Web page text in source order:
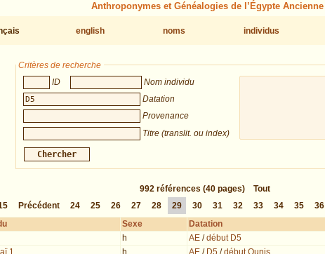
Anthroponymes et Généalogies de l’Égypte Ancienne
english noms individus
Critères de recherche
ID
Nom individu
Datation
Provenance
Titre (translit. ou index)
992 références (40 pages)
Tout
Précédent 24 25 26 27 28 29 30 31 32 33 34 35 36
Sexe Datation
h AE/début D5
1 h AE/ D5/début Ounis